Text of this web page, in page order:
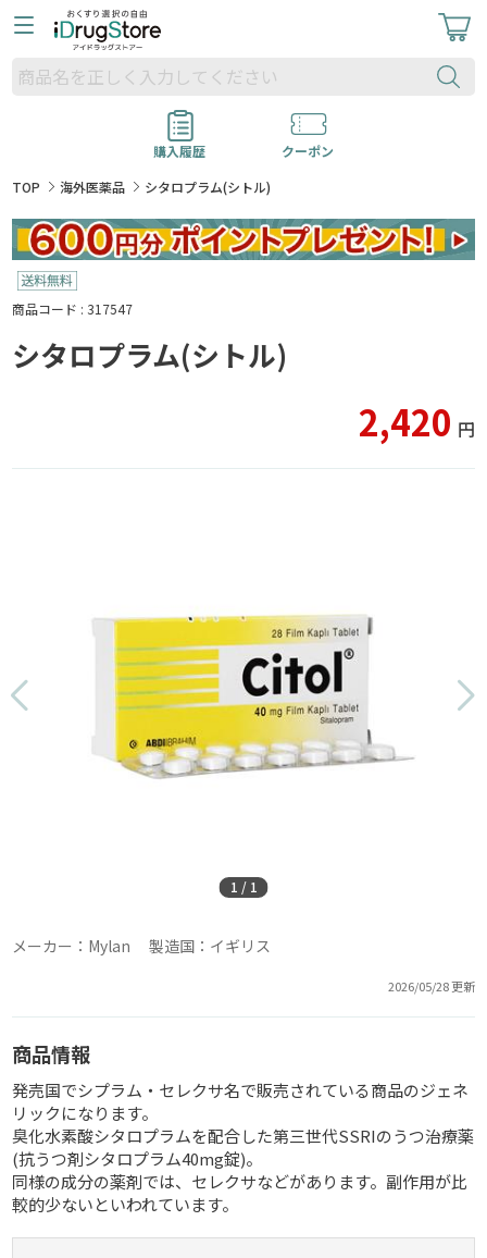
購入履歴
クーポン
TOP
海外医薬品 シタロプラム(シトル)
商品コード : 317547
シタロプラム(シトル)
2,420 円
1 / 1
メーカー：Mylan 製造国：イギリス
2026/05/28 更新
商品情報
発売国でシプラム・セレクサ名で販売されている商品のジェネ
リックになります。
臭化水素酸シタロプラムを配合した第三世代SSRIのうつ治療薬
(抗うつ剤シタロプラム40mg錠)。
同様の成分の薬剤では、セレクサなどがあります。副作用が比
較的少ないといわれています。